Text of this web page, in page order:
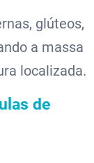
glúteos,
a massa
localizada.
de